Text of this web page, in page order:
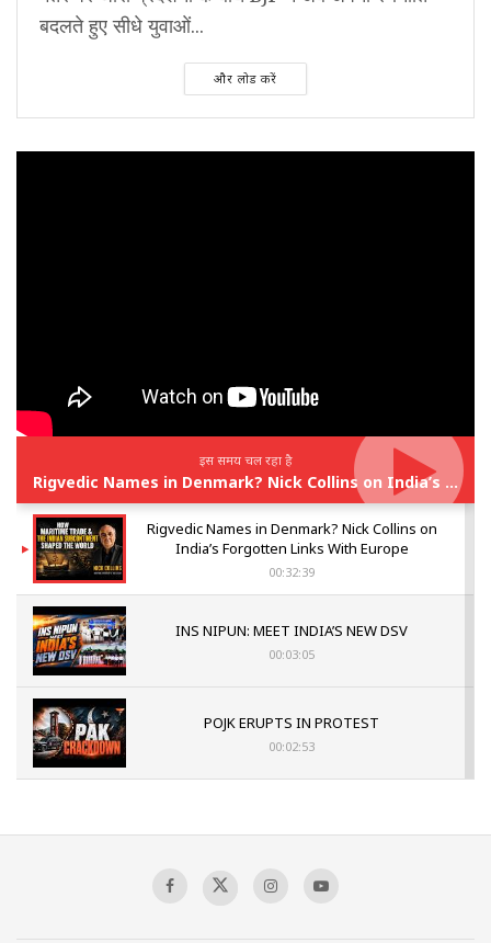
बदलते हुए सीधे युवाओं...
और लोड करें
इस समय चल रहा है
Rigvedic Names in Denmark? Nick Collins on India’s Forgotten Links With Europe
Rigvedic Names in Denmark? Nick Collins on
India’s Forgotten Links With Europe
00:32:39
INS NIPUN: MEET INDIA’S NEW DSV
00:03:05
POJK ERUPTS IN PROTEST
00:02:53
Sagar